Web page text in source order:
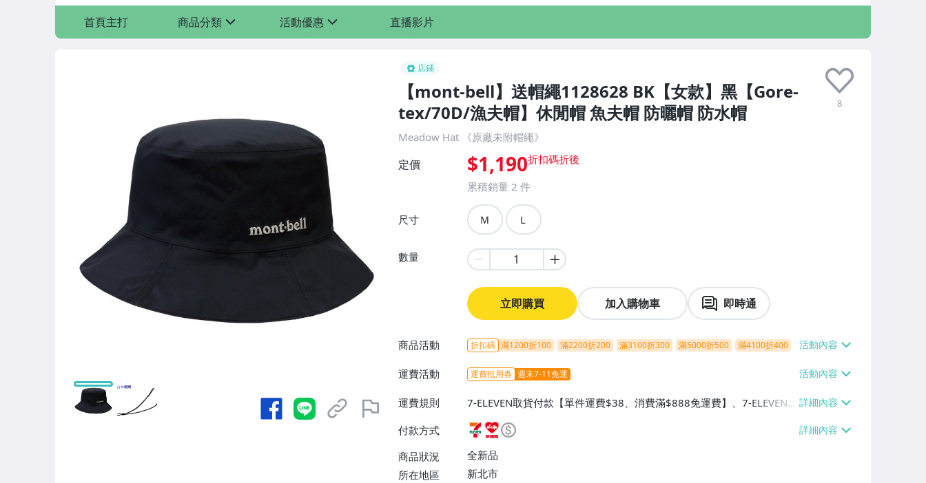
店鋪
【mont-bell】送帽繩1128628 BK【女款】黑【Gore-
tex/70D/漁夫帽】休閒帽 魚夫帽 防曬帽 防水帽
8
Meadow Hat 《原廠未附帽繩》
定價 $1,190
累積銷量 2 件
尺寸 Ｍ Ｌ
數量
立即購買 加入購物車 即時通
商品活動 折扣碼 滿1200折100 滿2200折200 滿3100折300 滿5000折500 滿4100折400 滿9000折900
運費活動 運費抵用券 週末7-11免運
運費規則
7-ELEVEN取貨付款【單件運費$38、消費滿$888免運費】、7-ELEVEN
取貨不付款【單件運費$38、消費滿$888免運費】、萊爾富取貨付款
【單件運費$60、消費滿$999免運費】、郵局掛號【單件運費$80、消
費滿$1680免運費】、離島配送【單件運費$100、消費滿$2680免運
費】
付款方式
商品狀況
全新品
所在地區
新北市
首頁主打 商品分類
├ 夏．手套．配 件
├ 冬．帽
├ 冬．手 套
└ 冬．配 件
├MB Wickron 排汗衣 - 女/童
└MB 夏季 防曬外套 風衣
┌ 山林 春夏 排汗衣 - 男
活動優惠 直播影片